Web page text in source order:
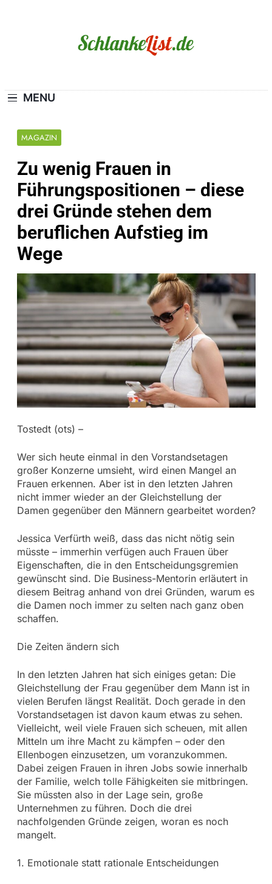
MENU
MAGAZIN
Zu wenig Frauen in
Führungspositionen – diese
drei Gründe stehen dem
beruflichen Aufstieg im
Wege
Tostedt (ots) –
Wer sich heute einmal in den Vorstandsetagen
großer Konzerne umsieht, wird einen Mangel an
Frauen erkennen. Aber ist in den letzten Jahren
nicht immer wieder an der Gleichstellung der
Damen gegenüber den Männern gearbeitet worden?
Jessica Verfürth weiß, dass das nicht nötig sein
müsste – immerhin verfügen auch Frauen über
Eigenschaften, die in den Entscheidungsgremien
gewünscht sind. Die Business-Mentorin erläutert in
diesem Beitrag anhand von drei Gründen, warum es
die Damen noch immer zu selten nach ganz oben
schaffen.
Die Zeiten ändern sich
In den letzten Jahren hat sich einiges getan: Die
Gleichstellung der Frau gegenüber dem Mann ist in
vielen Berufen längst Realität. Doch gerade in den
Vorstandsetagen ist davon kaum etwas zu sehen.
Vielleicht, weil viele Frauen sich scheuen, mit allen
Mitteln um ihre Macht zu kämpfen – oder den
Ellenbogen einzusetzen, um voranzukommen.
Dabei zeigen Frauen in ihren Jobs sowie innerhalb
der Familie, welch tolle Fähigkeiten sie mitbringen.
Sie müssten also in der Lage sein, große
Unternehmen zu führen. Doch die drei
nachfolgenden Gründe zeigen, woran es noch
mangelt.
1. Emotionale statt rationale Entscheidungen